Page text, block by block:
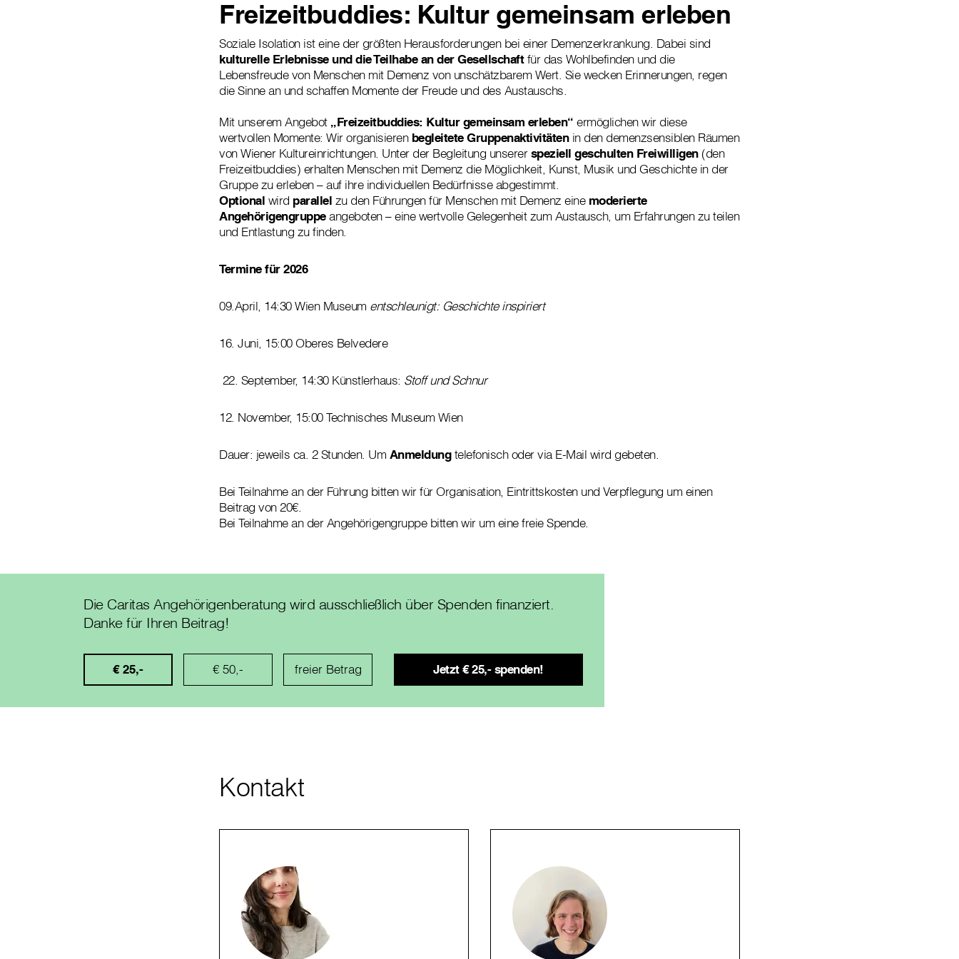
Freizeitbuddies: Kultur gemeinsam erleben
Soziale Isolation ist eine der größten Herausforderungen bei einer Demenzerkrankung. Dabei sind
kulturelle Erlebnisse und die Teilhabe an der Gesellschaftfür das Wohlbefinden und die
Lebensfreude von Menschen mit Demenz von unschätzbarem Wert. Sie wecken Erinnerungen, regen
die Sinne an und schaffen Momente der Freude und des Austauschs.
Mit unserem Angebot „Freizeitbuddies: Kultur gemeinsam erleben“ ermöglichen wir diese
wertvollen Momente: Wir organisieren begleitete Gruppenaktivitäten in den demenzsensiblen Räumen
von Wiener Kultureinrichtungen. Unter der Begleitung unsererspeziell geschulten Freiwilligen (den
Freizeitbuddies) erhalten Menschen mit Demenz die Möglichkeit, Kunst, Musik und Geschichte in der
Gruppe zu erleben – auf ihre individuellen Bedürfnisse abgestimmt.
Optional wird parallel zu den Führungen für Menschen mit Demenz eine moderierte
Angehörigengruppeangeboten – eine wertvolle Gelegenheit zum Austausch, um Erfahrungen zu teilen
und Entlastung zu finden.
Termine für 2026
09.April, 14:30 Wien Museum entschleunigt: Geschichte inspiriert
16. Juni, 15:00 Oberes Belvedere
22. September, 14:30 Künstlerhaus: Stoff und Schnur
12. November, 15:00 Technisches Museum Wien
Dauer: jeweils ca. 2 Stunden. Um Anmeldungtelefonisch oder via E-Mail wird gebeten.
Bei Teilnahme an der Führung bitten wir für Organisation, Eintrittskosten und Verpflegung um einen
Beitrag von 20€.
Bei Teilnahme an der Angehörigengruppe bitten wir um eine freie Spende.
Die Caritas Angehörigenberatung wird ausschließlich über Spenden finanziert.
Danke für Ihren Beitrag!
€ 25,- € 50,-
Kontakt